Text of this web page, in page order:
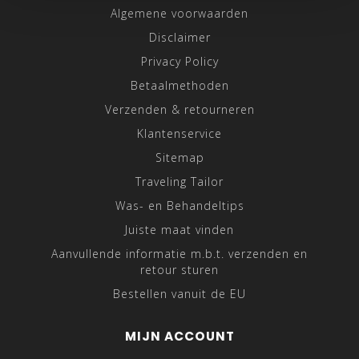
Algemene voorwaarden
Disclaimer
Privacy Policy
Betaalmethoden
Verzenden & retourneren
Klantenservice
Sitemap
Traveling Tailor
Was- en Behandeltips
Juiste maat vinden
Aanvullende informatie m.b.t. verzenden en
retour sturen
Bestellen vanuit de EU
MIJN ACCOUNT